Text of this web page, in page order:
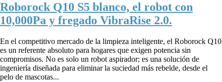
Roborock Q10 S5 blanco, el robot con
10,000Pa y fregado VibraRise 2.0.
En el competitivo mercado de la limpieza inteligente, el Roborock Q10
es un referente absoluto para hogares que exigen potencia sin
compromisos. No es solo un robot aspirador; es una solución de
ingeniería diseñada para eliminar la suciedad más rebelde, desde el
pelo de mascotas...